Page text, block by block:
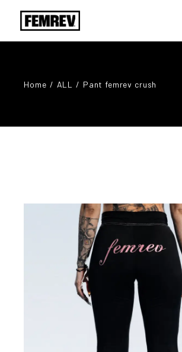
Home ALL Pant femrev crush